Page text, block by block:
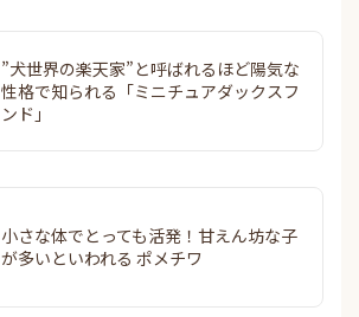
”犬世界の楽天家”と呼ばれるほど陽気な
性格で知られる「ミニチュアダックスフ
ンド」
小さな体でとっても活発！甘えん坊な子
が多いといわれる ポメチワ